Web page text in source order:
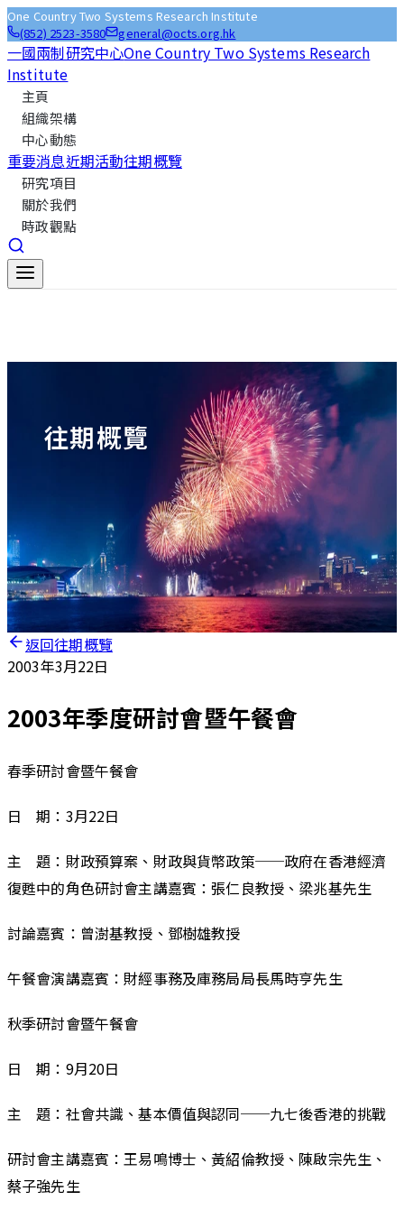
One Country Two Systems Research Institute
(852) 2523-3580
general@octs.org.hk
一國兩制研究中心One Country Two Systems Research
Institute
主頁
組織架構
中心動態
重要消息近期活動往期概覽
研究項目
關於我們
時政觀點
往期概覽
返回往期概覽
2003年3月22日
2003年季度研討會暨午餐會
春季研討會暨午餐會
日 期：3月22日
主 題：財政預算案、財政與貨幣政策­­──政府在香港經濟
復甦中的角色研討會主講嘉賓：張仁良教授、梁兆基先生
討論嘉賓：曾澍基教授、鄧樹雄教授
午餐會演講嘉賓：財經事務及庫務局局長馬時亨先生
秋季研討會暨午餐會
日 期：9月20日
主 題：社會共識、基本價值與認同──九七後香港的挑戰
研討會主講嘉賓：王易鳴博士、黃紹倫教授、陳啟宗先生、
蔡子強先生